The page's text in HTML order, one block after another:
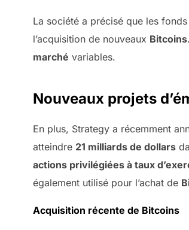
La société a précisé que les
l’acquisition de nouveaux Bitcoins
marché variables.
Nouveaux projets
En plus, Strategy a récemment
atteindre 21 milliards de dollars
actions privilégiées à taux
également utilisé pour l’achat de
Acquisition récente de Bitcoins